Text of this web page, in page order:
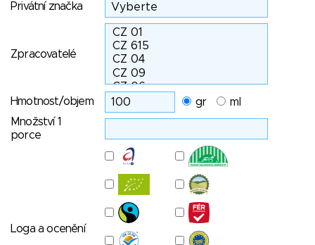
Privátní značka
Zpracovatelé
Hmotnost/objem gr
ml
Množství 1
porce
Loga a ocenění